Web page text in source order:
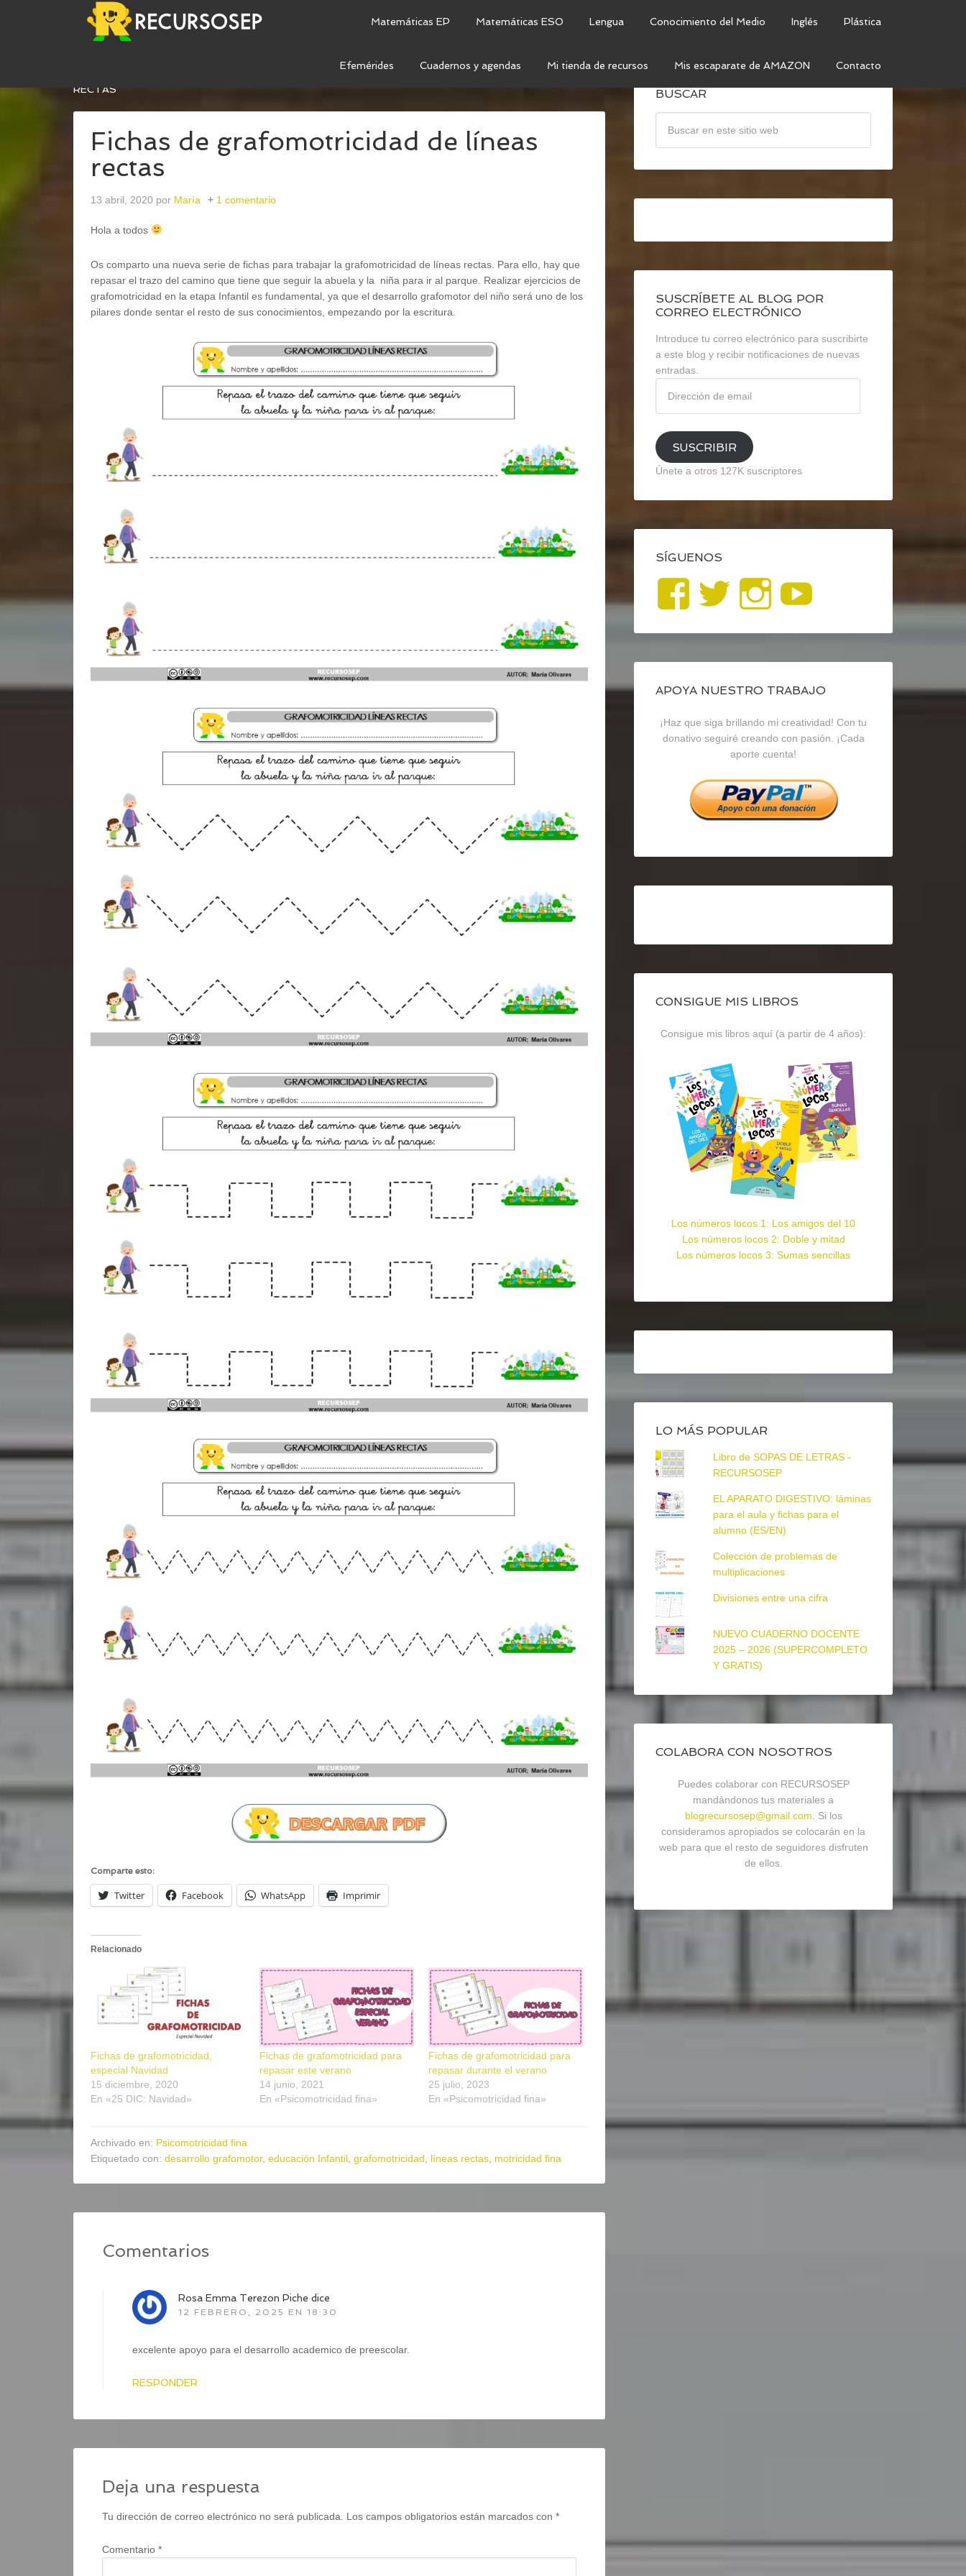
Matemáticas EP Matemáticas ESO Lengua Conocimiento del Medio Inglés Plástica
Efemérides Cuadernos y agendas Mi tienda de recursos Mis escaparate de AMAZON Contacto
FICHAS DE GRAFOMOTRICIDAD DE LÍNEAS
RECTAS
Fichas de grafomotricidad de líneas
rectas
13 abril, 2020 por María 1 comentario
Hola a todos
Os comparto una nueva serie de fichas para trabajar la grafomotricidad de líneas rectas. Para ello, hay que
repasar el trazo del camino que tiene que seguir la abuela y la niña para ir al parque. Realizar ejercicios de
grafomotricidad en la etapa Infantil es fundamental, ya que el desarrollo grafomotor del niño será uno de los
pilares donde sentar el resto de sus conocimientos, empezando por la escritura.
Comparte esto:
Twitter Facebook WhatsApp Imprimir
Relacionado
Fichas de grafomotricidad,
especial Navidad
15 diciembre, 2020
En «25 DIC: Navidad»
Fichas de grafomotricidad para
repasar este verano
14 junio, 2021
En «Psicomotricidad fina»
Fichas de grafomotricidad para
repasar durante el verano
25 julio, 2023
En «Psicomotricidad fina»
Archivado en: Psicomotricidad fina
Etiquetado con: desarrollo grafomotor, educación Infantil grafomotricidad líneas rectas motricidad fina
Comentarios
Rosa Emma Terezon Piche dice
12 FEBRERO, 2025 EN 18:30
excelente apoyo para el desarrollo academico de preescolar.
RESPONDER
Deja una respuesta
Tu dirección de correo electrónico no será publicada. Los campos obligatorios están marcados con *
Comentario *
BUSCAR
SUSCRÍBETE AL BLOG POR
CORREO ELECTRÓNICO
Introduce tu correo electrónico para suscribirte
a este blog y recibir notificaciones de nuevas
entradas.
email
SUSCRIBIR
Únete a otros 127K suscriptores
SÍGUENOS
Ver
perfil
de
blogrecursosep
en
Facebook
Ver
perfil
de
recursosep
en
Twitter
Ver
perfil
de
recursosep
en
Instagram
YouTube
APOYA NUESTRO TRABAJO
¡Haz que siga brillando mi creatividad! Con tu
donativo seguiré creando con pasión. ¡Cada
aporte cuenta!
CONSIGUE MIS LIBROS
Consigue mis libros aquí (a partir de 4 años):
Los números locos 1: Los amigos del 10
Los números locos 2: Doble y mitad
Los números locos 3: Sumas sencillas
LO MÁS POPULAR
Libro de SOPAS DE LETRAS -
RECURSOSEP
EL APARATO DIGESTIVO: láminas
para el aula y fichas para el
alumno (ES/EN)
Colección de problemas de
multiplicaciones
Divisiones entre una cifra
NUEVO CUADERNO DOCENTE
2025 – 2026 (SUPERCOMPLETO
Y GRATIS)
COLABORA CON NOSOTROS
Puedes colaborar con RECURSOSEP
mandándonos tus materiales a
blogrecursosep@gmail.com . Si los
consideramos apropiados se colocarán en la
web para que el resto de seguidores disfruten
de ellos.